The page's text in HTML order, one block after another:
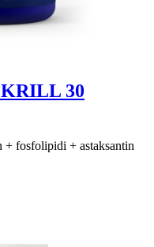
30
fosfolipidi + astaksantin